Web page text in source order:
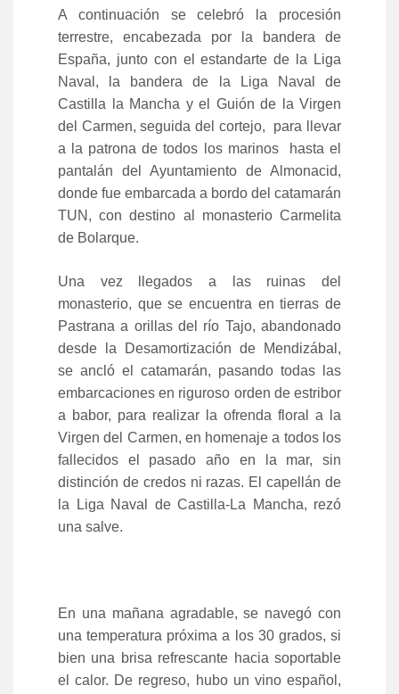
A continuación se celebró la procesión
terrestre, encabezada por la bandera de
España, junto con el estandarte de la Liga
Naval, la bandera de la Liga Naval de
Castilla la Mancha y el Guión de la Virgen
del Carmen, seguida del cortejo, para llevar
a la patrona de todos los marinos hasta el
pantalán del Ayuntamiento de Almonacid,
donde fue embarcada a bordo del catamarán
TUN, con destino al monasterio Carmelita
de Bolarque.
Una vez llegados a las ruinas del
monasterio, que se encuentra en tierras de
Pastrana a orillas del río Tajo, abandonado
desde la Desamortización de Mendizábal,
se ancló el catamarán, pasando todas las
embarcaciones en riguroso orden de estribor
a babor, para realizar la ofrenda floral a la
Virgen del Carmen, en homenaje a todos los
fallecidos el pasado año en la mar, sin
distinción de credos ni razas. El capellán de
la Liga Naval de Castilla-La Mancha, rezó
una salve.
En una mañana agradable, se navegó con
una temperatura próxima a los 30 grados, si
bien una brisa refrescante hacia soportable
el calor. De regreso, hubo un vino español,